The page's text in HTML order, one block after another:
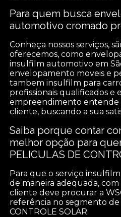
Para quem busca
automotivo cromado
Conheça nossos serviços,
oferecemos, como
insulfilm automotivo em
envelopamento moveis e
tambem insulfilm para
profissionais qualificados e
empreendimento entende
cliente, buscando a sua
Saiba porque contar
melhor opção para
PELICULAS DE
Para que o serviço
de maneira adequada,
cliente deve procurar a
referência no segmento de
CONTROLE SOLAR.